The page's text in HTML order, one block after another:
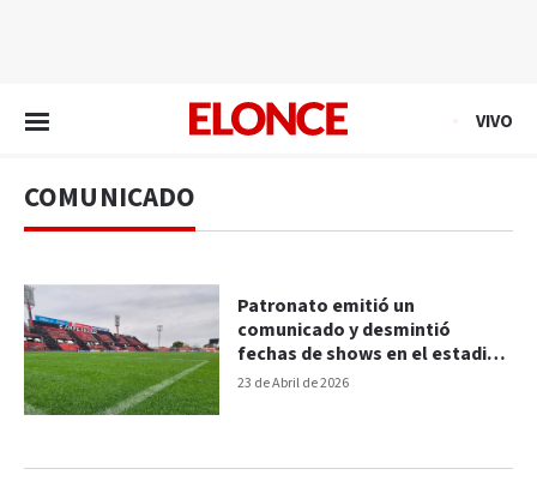
VIVO
COMUNICADO
23 de Abril de 2026
Patronato emitió un
comunicado y desmintió
fechas de shows en el estadio
Grella